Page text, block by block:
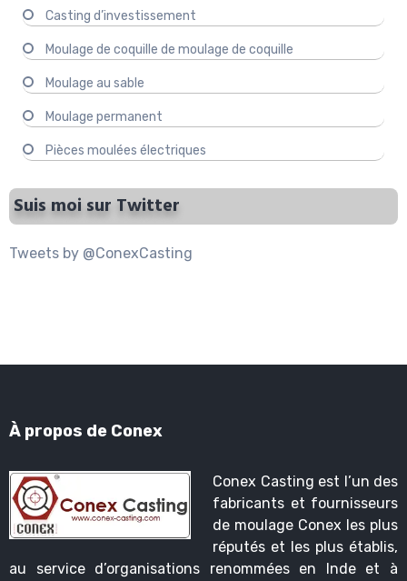
Casting d’investissement
Moulage de coquille de moulage de coquille
Moulage au sable
Moulage permanent
Pièces moulées électriques
Suis moi sur Twitter
Tweets by @ConexCasting
À propos de Conex
Conex Casting est l’un des
fabricants et fournisseurs
de moulage Conex les plus
réputés et les plus établis,
au service d’organisations renommées en Inde et à